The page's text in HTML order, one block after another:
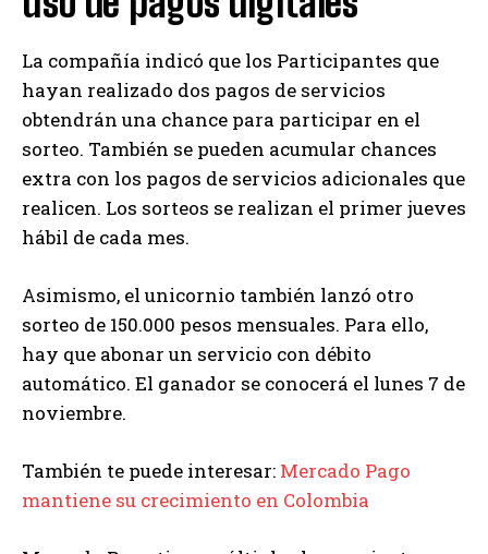
La compañía indicó que los Participantes que
hayan realizado dos pagos de servicios
obtendrán una chance para participar en el
sorteo. También se pueden acumular chances
extra con los pagos de servicios adicionales que
realicen. Los sorteos se realizan el primer jueves
hábil de cada mes.
Asimismo, el unicornio también lanzó otro
sorteo de 150.000 pesos mensuales. Para ello,
hay que abonar un servicio con débito
automático. El ganador se conocerá el lunes 7 de
noviembre.
También te puede interesar: Mercado Pago
mantiene su crecimiento en Colombia